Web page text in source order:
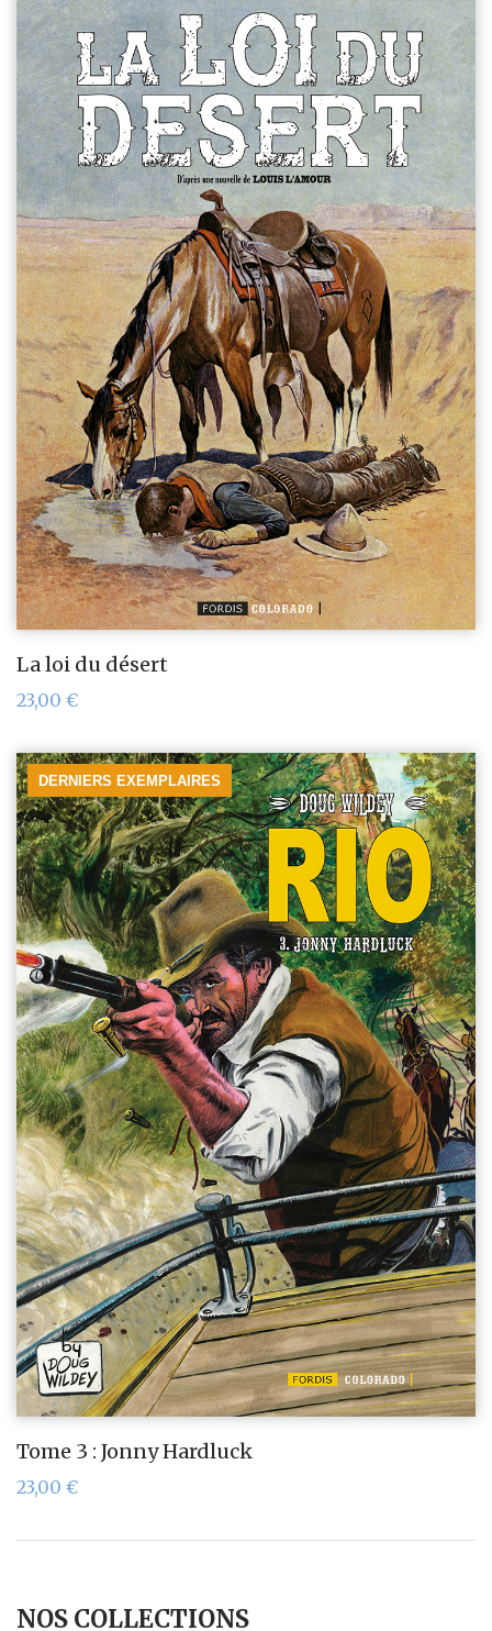
NOS COLLECTIONS
La loi du désert
23,00 €
DERNIERS EXEMPLAIRES
Tome 3 : Jonny Hardluck
23,00 €